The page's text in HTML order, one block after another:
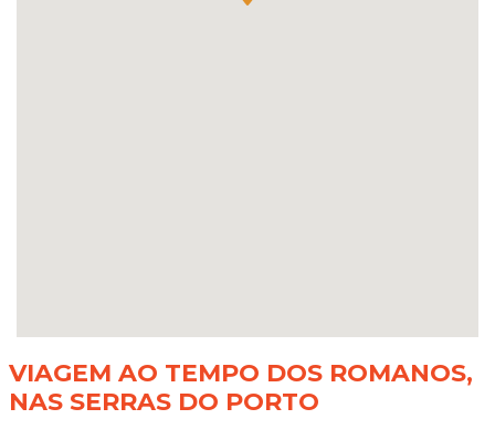
VIAGEM AO TEMPO DOS ROMANOS,
NAS SERRAS DO PORTO